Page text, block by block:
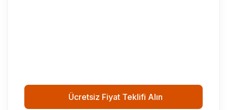
Ücretsiz Fiyat Teklifi Alın